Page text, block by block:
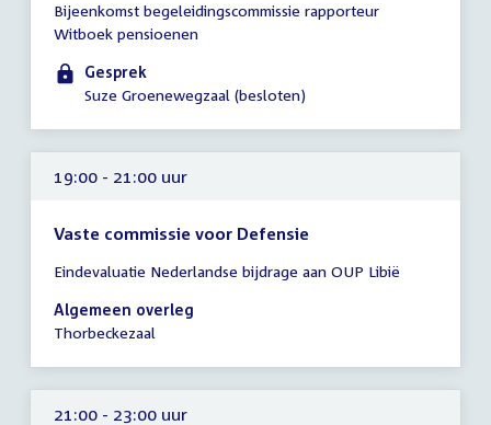
vergadering
17:30
18:15
Bijeenkomst begeleidingscommissie rapporteur
Witboek pensioenen
Gesprek
Suze Groenewegzaal (besloten)
19:00 - 21:00 uur
Vaste commissie voor Defensie
vergadering
19:00
-
uur
Eindevaluatie Nederlandse bijdrage aan OUP Libië
Algemeen overleg
Thorbeckezaal
21:00 - 23:00 uur